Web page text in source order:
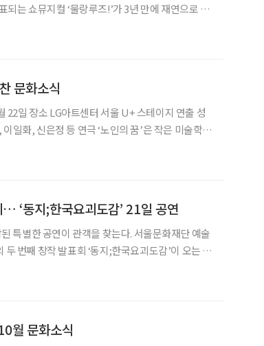
는 쇼뮤지컬 ‘물랑루즈!’가 3년 만에 재연으로 관
문화소식
‘동지;한국요괴도감’ 21일 공연
특별한 공연이 관객을 찾는다. 서울문화재단 예술
번째 창작 발표회 ‘동지;한국요괴도감’이 오는 21
월 문화소식